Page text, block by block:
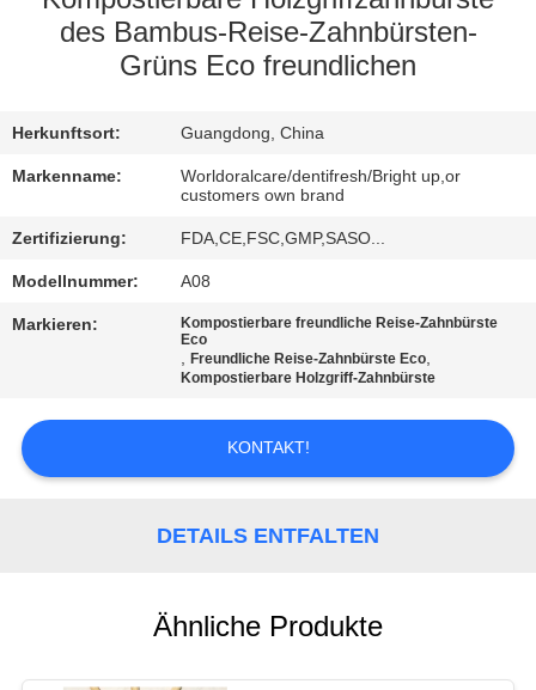
AUSFLUG
TRETEN
MIT
UNS
IN
VERBINDUNG
FORDERN
SIE
SEITENVERZEICHNIS
des Bambus-Reise-Zahnbürsten-
Grüns Eco freundlichen
Herkunftsort: Guangdong, China
Markenname:
Worldoralcare/dentifresh/Bright up,or
customers own brand
Zertifizierung: FDA,CE,FSC,GMP,SASO...
Modellnummer: A08
Markieren:
Kompostierbare freundliche Reise-Zahnbürste
Eco
,Freundliche Reise-Zahnbürste Eco,
Kompostierbare Holzgriff-Zahnbürste
KONTAKT!
DETAILS ENTFALTEN
Ähnliche Produkte